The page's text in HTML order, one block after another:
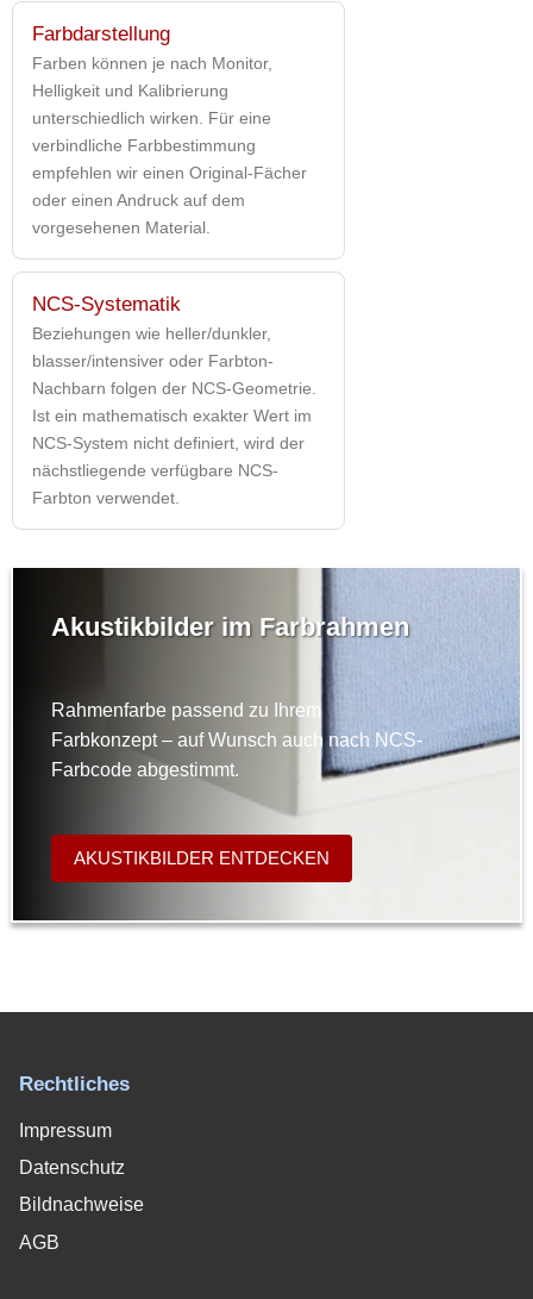
Farbdarstellung
Farben können je nach Monitor,
Helligkeit und Kalibrierung
unterschiedlich wirken. Für eine
verbindliche Farbbestimmung
empfehlen wir einen Original-Fächer
oder einen Andruck auf dem
vorgesehenen Material.
NCS-Systematik
Beziehungen wie heller/dunkler,
blasser/intensiver oder Farbton-
Nachbarn folgen der NCS-Geometrie.
Ist ein mathematisch exakter Wert im
NCS-System nicht definiert, wird der
nächstliegende verfügbare NCS-
Farbton verwendet.
Akustikbilder im Farbrahmen
Rahmenfarbe passend zu Ihrem
Farbkonzept – auf Wunsch auch nach NCS-
Farbcode abgestimmt.
AKUSTIKBILDER ENTDECKEN
Rechtliches
Impressum
Datenschutz
Bildnachweise
AGB